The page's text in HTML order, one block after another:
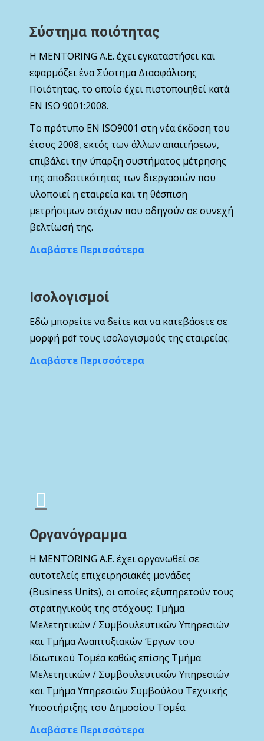
Σύστημα ποιότητας
Η MENTORING Α.Ε. έχει εγκαταστήσει και
εφαρμόζει ένα Σύστημα Διασφάλισης
Ποιότητας, το οποίο έχει πιστοποιηθεί κατά
ΕΝ ISO 9001:2008.
Το πρότυπο ΕΝ ISO9001 στη νέα έκδοση του
έτους 2008, εκτός των άλλων απαιτήσεων,
επιβάλει την ύπαρξη συστήματος μέτρησης
της αποδοτικότητας των διεργασιών που
υλοποιεί η εταιρεία και τη θέσπιση
μετρήσιμων στόχων που οδηγούν σε συνεχή
βελτίωσή της.
Διαβάστε Περισσότερα
Ισολογισμοί
Εδώ μπορείτε να δείτε και να κατεβάσετε σε
μορφή pdf τους ισολογισμούς της εταιρείας.
Διαβάστε Περισσότερα
Οργανόγραμμα
Η MENTORING Α.Ε. έχει οργανωθεί σε
αυτοτελείς επιχειρησιακές μονάδες
(Business Units), οι οποίες εξυπηρετούν τους
στρατηγικούς της στόχους: Τμήμα
Μελετητικών / Συμβουλευτικών Υπηρεσιών
και Τμήμα Αναπτυξιακών ‘Εργων του
Ιδιωτικού Τομέα καθώς επίσης Τμήμα
Μελετητικών / Συμβουλευτικών Υπηρεσιών
και Τμήμα Υπηρεσιών Συμβούλου Τεχνικής
Υποστήριξης του Δημοσίου Τομέα.
Διαβάστε Περισσότερα